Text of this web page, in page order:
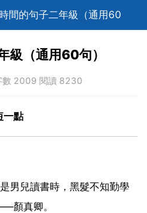
間的句子二年級（通用60
級（通用60句）
2009 閱讀 8230
一點
男兒讀書時，黑髮不知勤學
顏真卿。